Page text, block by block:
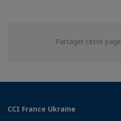
Partager cette page
CCI France Ukraine